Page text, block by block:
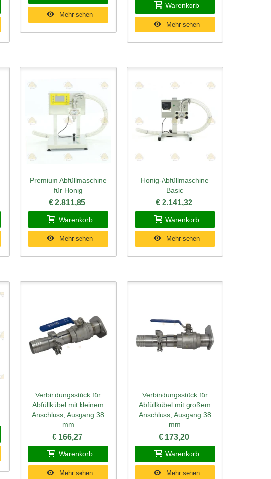
Mehr sehen
Warenkorb
Mehr sehen
Schnellansicht
Premium Abfüllmaschine
für Honig
€ 2.811,85
Warenkorb
Mehr sehen
Schnellansicht
Honig-Abfüllmaschine
Basic
€ 2.141,32
Warenkorb
Mehr sehen
Schnellansicht
Verbindungsstück für
Abfüllkübel mit kleinem
Anschluss, Ausgang 38
mm
€ 166,27
Warenkorb
Mehr sehen
Schnellansicht
Verbindungsstück für
Abfüllkübel mit großem
Anschluss, Ausgang 38
mm
€ 173,20
Warenkorb
Mehr sehen